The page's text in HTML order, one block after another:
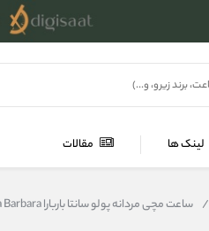
لینک ها مقالات
/ ساعت مچی مردانه پولو سانتا باربارا Polo Santa Barbara مدل SB.8.1123.6